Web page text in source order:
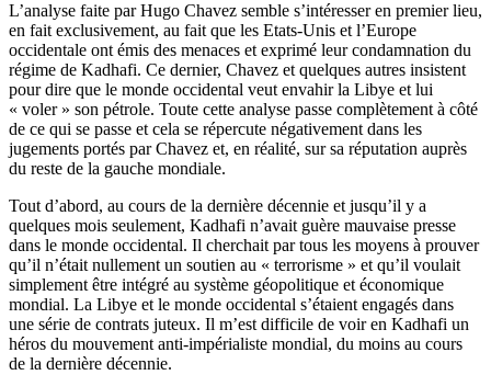
L’analyse faite par Hugo Chavez semble s’intéresser en premier lieu,
en fait exclusivement, au fait que les Etats-Unis et l’Europe
occidentale ont émis des menaces et exprimé leur condamnation du
régime de Kadhafi. Ce dernier, Chavez et quelques autres insistent
pour dire que le monde occidental veut envahir la Libye et lui
« voler » son pétrole. Toute cette analyse passe complètement à côté
de ce qui se passe et cela se répercute négativement dans les
jugements portés par Chavez et, en réalité, sur sa réputation auprès
du reste de la gauche mondiale.
Tout d’abord, au cours de la dernière décennie et jusqu’il y a
quelques mois seulement, Kadhafi n’avait guère mauvaise presse
dans le monde occidental. Il cherchait par tous les moyens à prouver
qu’il n’était nullement un soutien au « terrorisme » et qu’il voulait
simplement être intégré au système géopolitique et économique
mondial. La Libye et le monde occidental s’étaient engagés dans
une série de contrats juteux. Il m’est difficile de voir en Kadhafi un
héros du mouvement anti-impérialiste mondial, du moins au cours
de la dernière décennie.